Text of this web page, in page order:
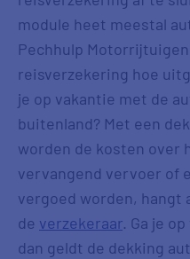
module heet meestal
Pechhulp
reisverzekering hoe
je op vakantie met de
buitenland? Met een
worden de kosten over
vervangend vervoer of
vergoed worden, hangt
de verzekeraar. Ga je
dan geldt de dekking